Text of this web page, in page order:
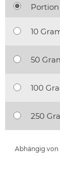
Portion
10
50
100
250
Abhängig von